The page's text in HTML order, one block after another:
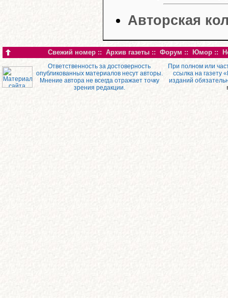
Авторская
Свежий номер :: Архив газеты :: Форум :: Юмор ::
Ответственность за достоверность
опубликованных материалов несут авторы.
Мнение автора не всегда отражает точку
зрения редакции.
При полном или
ссылка на газету
изданий